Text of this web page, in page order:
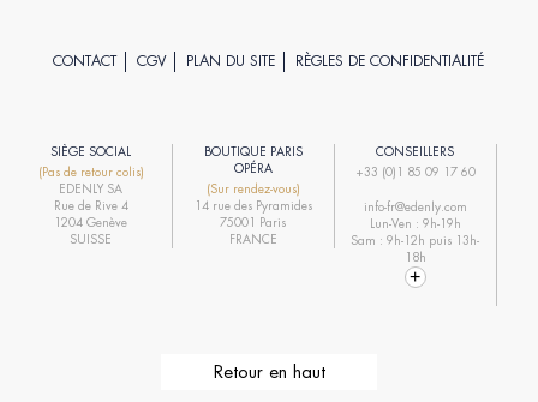
CONTACT CGV PLAN DU SITE RÈGLES DE CONFIDENTIALITÉ
SIÈGE SOCIAL
(Pas de retour colis)
EDENLY SA
Rue de Rive 4
1204 Genève
SUISSE
BOUTIQUE PARIS
OPÉRA
(Sur rendez-vous)
14 rue des Pyramides
75001 Paris
FRANCE
CONSEILLERS
+33 (0)1 85 09 17 60
info-fr@edenly.com
Lun-Ven : 9h-19h
Sam : 9h-12h puis 13h-
18h
Retour en haut